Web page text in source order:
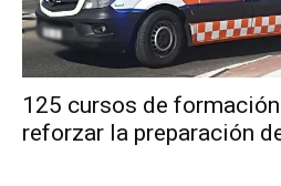
125 cursos de
reforzar la preparación